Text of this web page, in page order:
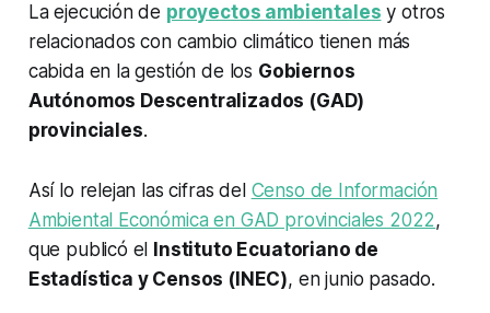
La ejecución de proyectos ambientales y otros
relacionados con cambio climático tienen más
cabida en la gestión de los Gobiernos
Autónomos Descentralizados (GAD)
provinciales.
Así lo relejan las cifras del Censo de Información
Ambiental Económica en GAD provinciales 2022,
que publicó el
Instituto Ecuatoriano de
Estadística y Censos (INEC), en junio pasado.